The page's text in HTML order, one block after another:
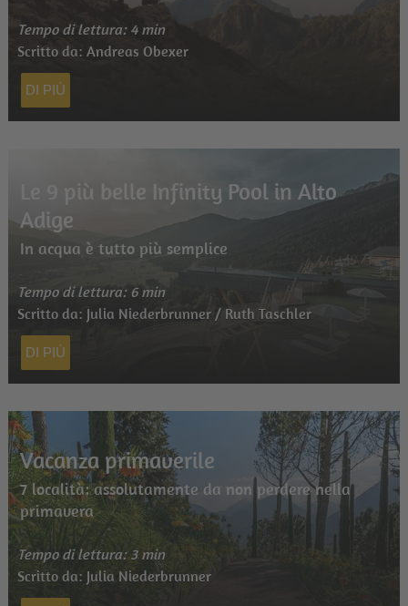
Tempo di lettura: 4 min
Scritto da: Andreas Obexer
DI PIÙ
Le 9 più belle Infinity Pool in Alto
Adige
In acqua è tutto più semplice
Tempo di lettura: 6 min
Scritto da: Julia Niederbrunner / Ruth Taschler
DI PIÙ
Vacanza primaverile
7 località: assolutamente da non perdere nella
primavera
Tempo di lettura: 3 min
Scritto da: Julia Niederbrunner